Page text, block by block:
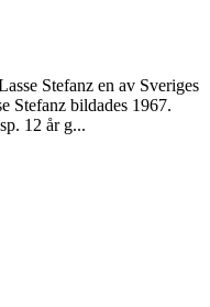
Stefanz en av Sveriges
Stefanz bildades 1967.
12 år g...